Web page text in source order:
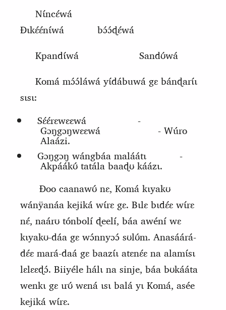
Nɩ́ncɛ́wá
Ɖɩkɛ́ɛ́nɩ́wá
bɔ́ɔ́ɖɛ́wá
Kpandɩ́wá
Sandʊ́wá
Komá mɔ́ɔ́láwá yɩ́dábuwá gɛ bánɖarɩ́ɩ
sɩsɩ:
Sɛ́ɛ́rɛwɛɛwá
-
Gɔŋgɔŋwɛɛwá - Wúro
Alaázi.
Gɔŋgɔŋ wángbáa maláátɩ
-
Akpáákʊ́ tatála baaɖʊ káázɩ.
Ɖoo caanawʊ́ nɛ, Komá kɩyakʊ
wánÿanáa kejiká wɩ́rɛ gɛ. Bɩlɛ bɩdɛ́ɛ wɩ́rɛ
nɛ́, naárʊ tónbolí ɖeelí, báa awéní wɛ
kɩyakʊ-dáa gɛ wɔ́nnyɔɔ́ sʊlʊ́m. Anasáárá-
dɛ́ɛ mará-daá gɛ baazɩ́ɩ atɛnɛ́ɛ na alamɩ́sɩ
lɛlɛɛɖɔ́. Biiyéle hálɩ na sinje, báa bʊkááta
wenkɩ gɛ ɩrʊ́ wɛná ɩsɩ balá yɩ Komá, asée
kejiká wɩ́rɛ.